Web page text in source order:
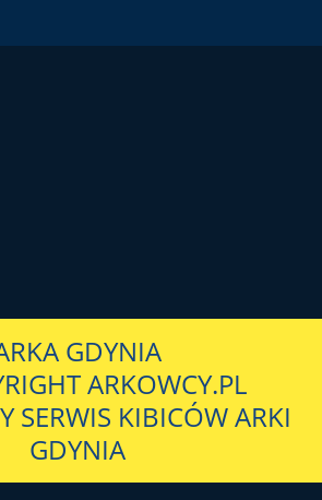
GDYNIA
ARKOWCY.PL
SERWIS KIBICÓW ARKI
GDYNIA